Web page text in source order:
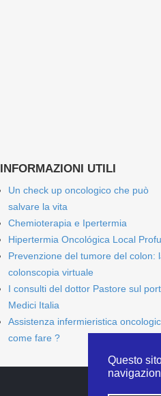
Questo
INFORMAZIONI UTILI
Un check up oncologico che può
salvare la vita
Chemioterapia e Ipertermia
Hipertermia Oncológica Local
Prevenzione del tumore del colon:
colonscopia virtuale
I consulti del dottor Pastore sul
Medici Italia
Assistenza infermieristica
come fare ?